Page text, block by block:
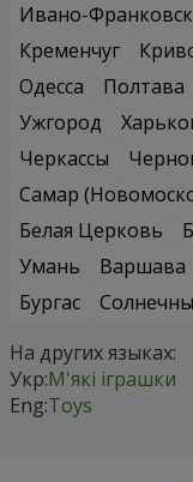
Ивано-Франковск
Кременчуг
Одесса
Полтава
Ужгород
Черкассы
Самар
Белая Церковь
Умань
Варшава
Бургас
На других языках:
Укр:М'які іграшки
Eng:Toys